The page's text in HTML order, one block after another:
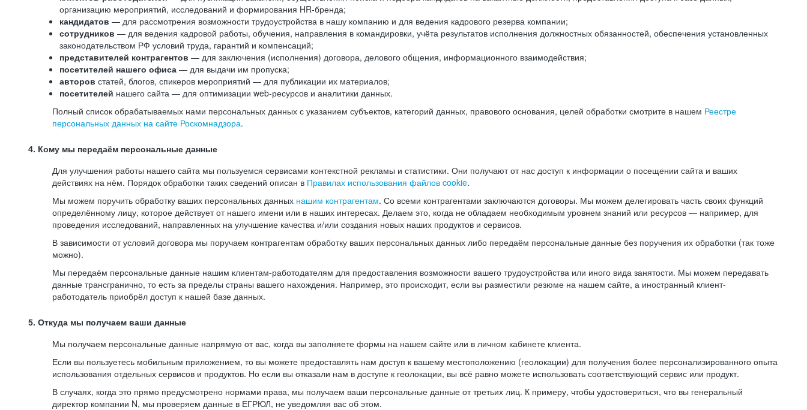
организацию мероприятий, исследований и формирования HR-бренда;
кандидатов — для рассмотрения возможности трудоустройства в нашу компанию и для ведения кадрового резерва компании;
сотрудников — для ведения кадровой работы, обучения, направления в командировки, учёта результатов исполнения должностных обязанностей, обеспечения установленных
законодательством РФ условий труда, гарантий и компенсаций;
представителей контрагентов — для заключения (исполнения) договора, делового общения, информационного взаимодействия;
посетителей нашего офиса — для выдачи им пропуска;
авторов статей, блогов, спикеров мероприятий — для публикации их материалов;
посетителей нашего сайта — для оптимизации web-ресурсов и аналитики данных.
Полный список обрабатываемых нами персональных данных с указанием субъектов, категорий данных, правового основания, целей обработки смотрите в нашем Реестре
персональных данных на сайте Роскомнадзора.
4. Кому мы передаём персональные данные
Для улучшения работы нашего сайта мы пользуемся сервисами контекстной рекламы и статистики. Они получают от нас доступ к информации о посещении сайта и ваших
действиях на нём. Порядок обработки таких сведений описан в Правилах использования файлов cookie.
Мы можем поручить обработку ваших персональных данных нашим контрагентам. Со всеми контрагентами заключаются договоры. Мы можем делегировать часть своих функций
определённому лицу, которое действует от нашего имени или в наших интересах. Делаем это, когда не обладаем необходимым уровнем знаний или ресурсов — например, для
проведения исследований, направленных на улучшение качества и/или создания новых наших продуктов и сервисов.
В зависимости от условий договора мы поручаем контрагентам обработку ваших персональных данных либо передаём персональные данные без поручения их обработки (так тоже
можно).
Мы передаём персональные данные нашим клиентам-работодателям для предоставления возможности вашего трудоустройства или иного вида занятости. Мы можем передавать
данные трансгранично, то есть за пределы страны вашего нахождения. Например, это происходит, если вы разместили резюме на нашем сайте, а иностранный клиент-
работодатель приобрёл доступ к нашей базе данных.
5. Откуда мы получаем ваши данные
Мы получаем персональные данные напрямую от вас, когда вы заполняете формы на нашем сайте или в личном кабинете клиента.
Если вы пользуетесь мобильным приложением, то вы можете предоставлять нам доступ к вашему местоположению (геолокации) для получения более персонализированного опыта
использования отдельных сервисов и продуктов. Но если вы отказали нам в доступе к геолокации, вы всё равно можете использовать соответствующий сервис или продукт.
В случаях, когда это прямо предусмотрено нормами права, мы получаем ваши персональные данные от третьих лиц. К примеру, чтобы удостовериться, что вы генеральный
директор компании N, мы проверяем данные в ЕГРЮЛ, не уведомляя вас об этом.